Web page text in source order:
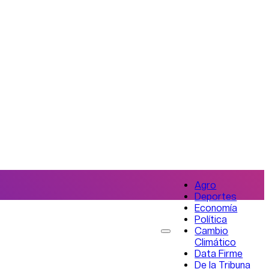
Agro
Deportes
Economía
Política
Cambio
Climático
Data Firme
De la Tribuna